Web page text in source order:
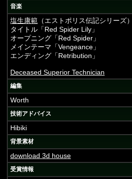
音楽
塩生康範 （エストポリス伝記シリーズ）
タイトル「Red Spider Lily」
オープニング「Red Spider」
メインテーマ「Vengeance」
エンディング「Retribution」
Deceased Superior Technician
編集
Worth
技術アドバイス
Hibiki
背景素材
download 3d house
受賞情報